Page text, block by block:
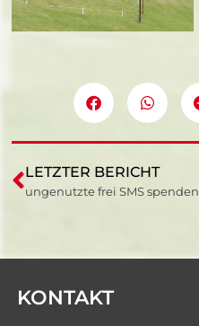
LETZTER BERICHT
ungenutzte frei SMS spenden
KONTAKT